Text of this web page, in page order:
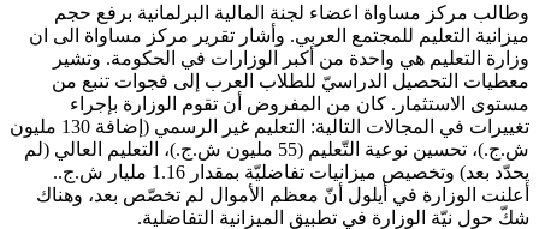
وطالب مركز مساواة اعضاء لجنة المالية البرلمانية برفع حجم
ميزانية التعليم للمجتمع العربي. وأشار تقرير مركز مساواة الى ان
وزارة التعليم هي واحدة من أكبر الوزارات في الحكومة. وتشير
معطيات التحصيل الدراسيّ للطلاب العرب إلى فجوات تنبع من
مستوى الاستثمار. كان من المفروض أن تقوم الوزارة بإجراء
تغييرات في المجالات التالية: التعليم غير الرسمي (إضافة 130 مليون
ش.ج.)، تحسين نوعية التّعليم (55 مليون ش.ج.)، التعليم العالي (لم
يحدّد بعد) وتخصيص ميزانيات تفاضليّة بمقدار 1.16 مليار ش.ج..
أعلنت الوزارة في أيلول أنّ معظم الأموال لم تخصّص بعد، وهناك
شكّ حول نيّة الوزارة في تطبيق الميزانية التفاضلية.